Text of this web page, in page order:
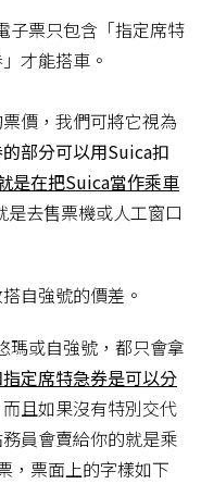
子票只包含「指定席特
才能搭車。
價，我們可將它視為
部分可以用Suica扣
是在把Suica當作乘車
是去售票機或人工窗口
自強號的價差。
瑪或自強號，都只會拿
定席特急券是可以分
且如果沒有特別交代
員會賣給你的就是乘
，票面上的字樣如下